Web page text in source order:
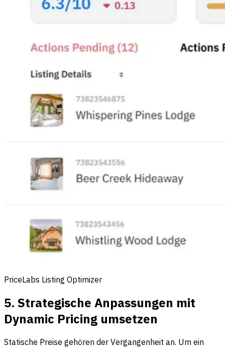
PriceLabs Listing Optimizer
5. Strategische Anpassungen mit
Dynamic Pricing umsetzen
Statische Preise gehören der Vergangenheit an. Um ein